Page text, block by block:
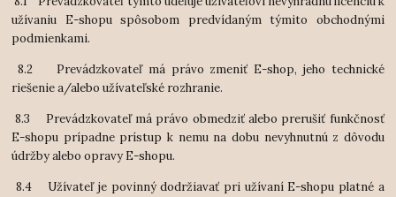
užívaniu E-shopu spôsobom predvídaným týmito obchodnými
podmienkami.
8.2 Prevádzkovateľ má právo zmeniť E-shop, jeho technické
riešenie a/alebo užívateľské rozhranie.
8.3 Prevádzkovateľ má právo obmedziť alebo prerušiť funkčnosť
E-shopu prípadne prístup k nemu na dobu nevyhnutnú z dôvodu
údržby alebo opravy E-shopu.
8.4 Užívateľ je povinný dodržiavať pri užívaní E-shopu platné a